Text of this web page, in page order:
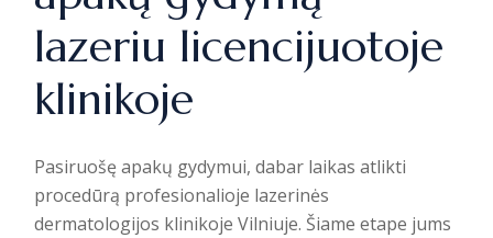
lazeriu licencijuotoje
klinikoje
Pasiruošę apakų gydymui, dabar laikas atlikti
procedūrą profesionalioje lazerinės
dermatologijos klinikoje Vilniuje. Šiame etape jums